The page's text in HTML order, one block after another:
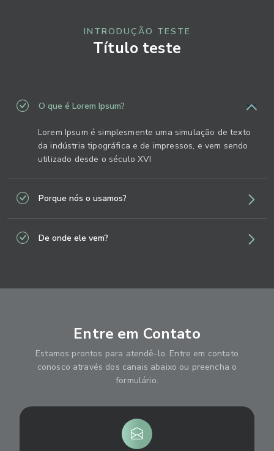
INTRODUÇÃO TESTE
Título teste
O que é Lorem Ipsum?
Lorem Ipsum é simplesmente uma simulação de texto
da indústria tipográfica e de impressos, e vem sendo
utilizado desde o século XVI
Porque nós o usamos?
De onde ele vem?
Entre em Contato
Estamos prontos para atendê-lo. Entre em contato
conosco através dos canais abaixo ou preencha o
formulário.